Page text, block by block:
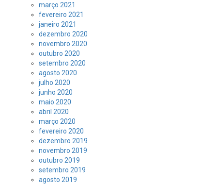
março 2021
fevereiro 2021
janeiro 2021
dezembro 2020
novembro 2020
outubro 2020
setembro 2020
agosto 2020
julho 2020
junho 2020
maio 2020
abril 2020
março 2020
fevereiro 2020
dezembro 2019
novembro 2019
outubro 2019
setembro 2019
agosto 2019